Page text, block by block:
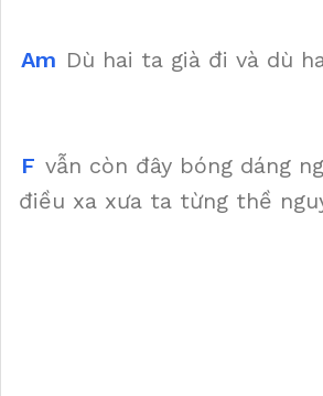
Am Dù hai ta già đi và dù
F vẫn còn đây bóng dáng
điều xa xưa ta từng thề